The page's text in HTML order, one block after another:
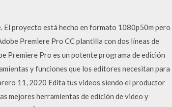
El proyecto está hecho en formato 1080p50m pero
Premiere Pro CC plantilla con dos líneas de
Premiere Pro es un potente programa de edición
y funciones que los editores necesitan para
11, 2020 Edita tus videos siendo el productor
mejores herramientas de edición de video y